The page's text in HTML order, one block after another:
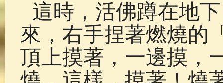
這時，活佛蹲在地
來，右手捏著燃燒的
頂上摸著，一邊摸，